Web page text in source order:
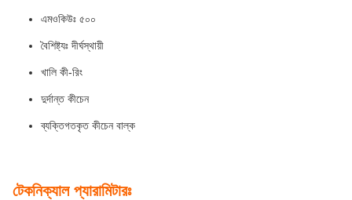
এমওকিউঃ ৫০০
বৈশিষ্ট্যঃ দীর্ঘস্থায়ী
খালি কী-রিং
দুর্দান্ত কীচেন
ব্যক্তিগতকৃত কীচেন বাল্ক
টেকনিক্যাল প্যারামিটারঃ